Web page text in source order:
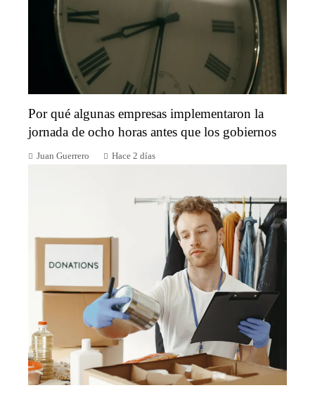
Por qué algunas empresas implementaron la
jornada de ocho horas antes que los gobiernos
Juan Guerrero Hace 2 días